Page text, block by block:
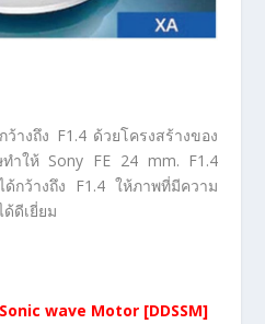
างถึง F1.4 ด้วยโครงสร้างของ
ทำให้ Sony FE 24 mm. F1.4
กว้างถึง F1.4 ให้ภาพที่มีความ
ดีเยี่ยม
wave Motor [DDSSM]